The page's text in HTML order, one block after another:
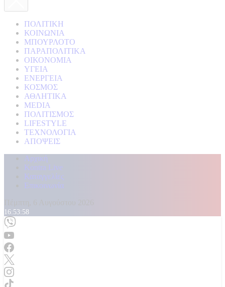
ΠΟΛΙΤΙΚΗ
ΚΟΙΝΩΝΙΑ
ΜΠΟΥΡΛΟΤΟ
ΠΑΡΑΠΟΛΙΤΙΚΑ
ΟΙΚΟΝΟΜΙΑ
ΥΓΕΙΑ
ΕΝΕΡΓΕΙΑ
ΚΟΣΜΟΣ
ΑΘΛΗΤΙΚΑ
MEDIA
ΠΟΛΙΤΙΣΜΟΣ
LIFESTYLE
ΤΕΧΝΟΛΟΓΙΑ
ΑΠΟΨΕΙΣ
Αρχική
Kontra Live
Καταγγελίες
Επικοινωνία
16:54:00